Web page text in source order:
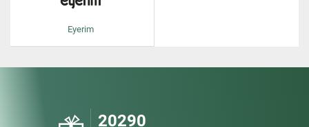
Eyerim
20290